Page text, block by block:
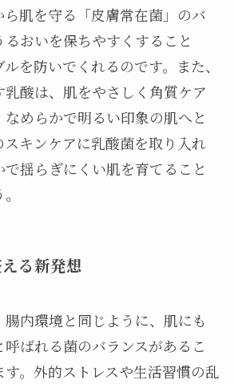
ら肌を守る「皮膚常在菌」のバ
おいを保ちやすくすること
を防いでくれるのです。また、
酸は、肌をやさしく角質ケア
めらかで明るい印象の肌へと
キンケアに乳酸菌を取り入れ
揺らぎにくい肌を育てること
る新発想
内環境と同じように、肌にも
呼ばれる菌のバランスがあるこ
す。外的ストレスや生活習慣の乱